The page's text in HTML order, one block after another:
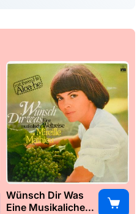
Wünsch Dir Was
Eine Musikaliche